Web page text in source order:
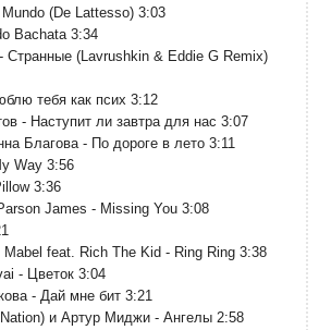
(De Lattesso) 3:03
Bachata 3:34
(Lavrushkin & Eddie G Remix)
тебя как псих 3:12
- Наступит ли завтра для нас 3:07
Благова - По дороге в лето 3:11
Way 3:56
3:36
James - Missing You 3:08
feat. Rich The Kid - Ring Ring 3:38
- Цветок 3:04
- Дай мне бит 3:21
и Артур Миджи - Ангелы 2:58